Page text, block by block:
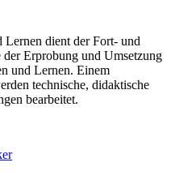
dient der Fort- und
Erprobung und Umsetzung
und Lernen. Einem
technische, didaktische
bearbeitet.